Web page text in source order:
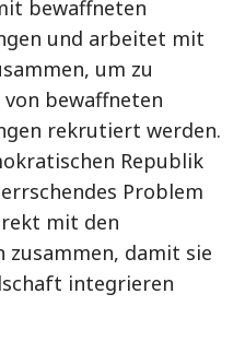
bewaffneten
und arbeitet mit
um zu
bewaffneten
rekrutiert werden.
Republik
Problem
mit den
damit sie
integrieren